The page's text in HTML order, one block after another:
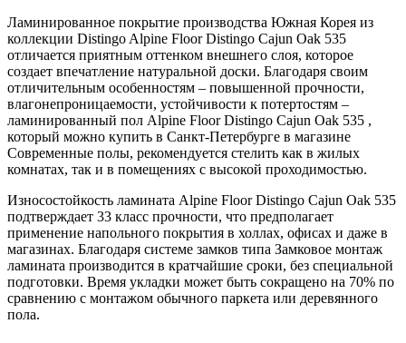
Ламинированное покрытие производства Южная Корея из
коллекции Distingo Alpine Floor Distingo Cajun Oak 535
отличается приятным оттенком внешнего слоя, которое
создает впечатление натуральной доски. Благодаря своим
отличительным особенностям – повышенной прочности,
влагонепроницаемости, устойчивости к потертостям –
ламинированный пол Alpine Floor Distingo Cajun Oak 535 ,
который можно купить в Санкт-Петербурге в магазине
Современные полы, рекомендуется стелить как в жилых
комнатах, так и в помещениях с высокой проходимостью.
Износостойкость ламината Alpine Floor Distingo Cajun Oak 535
подтверждает 33 класс прочности, что предполагает
применение напольного покрытия в холлах, офисах и даже в
магазинах. Благодаря системе замков типа Замковое монтаж
ламината производится в кратчайшие сроки, без специальной
подготовки. Время укладки может быть сокращено на 70% по
сравнению с монтажом обычного паркета или деревянного
пола.